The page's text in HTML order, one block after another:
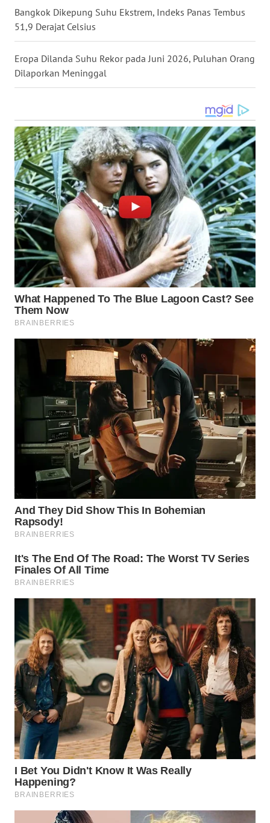
Bangkok Dikepung Suhu Ekstrem, Indeks Panas Tembus
51,9 Derajat Celsius
Eropa Dilanda Suhu Rekor pada Juni 2026, Puluhan Orang
Dilaporkan Meninggal
NIAS
LANGKAT
SELATAN
WN
TANJUNG
LESUNG
WN
KARO
WN
SIMALUNGUN
WN
LABUHANBATU
WN
TAPANULI
TENGAH
WN DELI
SERDANG
WN
TEBING
TINGGI
WN
PAKPAK
KARAWANG
WN
BEKASI
WN
BOGOR
WN
DEPOK
WN
TAPANULI
UTARA
WN
SAMOSIR